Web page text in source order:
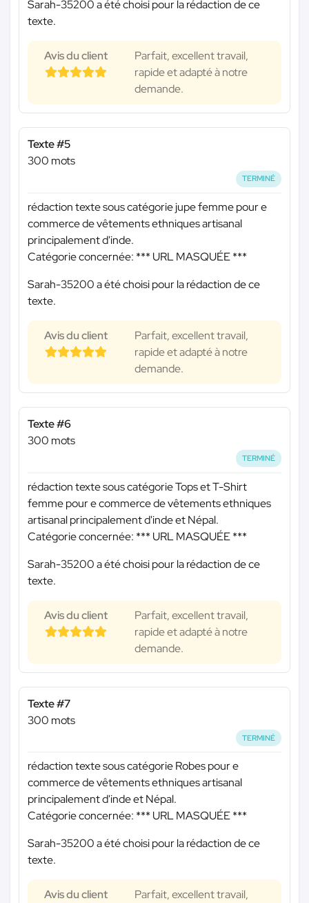
Sarah-35200 a été choisi pour la rédaction de ce
texte.
Avis du client
Parfait, excellent travail,
rapide et adapté à notre
demande.
Texte #5
300 mots
TERMINÉ
rédaction texte sous catégorie jupe femme pour e
commerce de vêtements ethniques artisanal
principalement d'inde.
Catégorie concernée: *** URL MASQUÉE ***
Sarah-35200 a été choisi pour la rédaction de ce
texte.
Avis du client
Parfait, excellent travail,
rapide et adapté à notre
demande.
Texte #6
300 mots
TERMINÉ
rédaction texte sous catégorie Tops et T-Shirt
femme pour e commerce de vêtements ethniques
artisanal principalement d'inde et Népal.
Catégorie concernée: *** URL MASQUÉE ***
Sarah-35200 a été choisi pour la rédaction de ce
texte.
Avis du client
Parfait, excellent travail,
rapide et adapté à notre
demande.
Texte #7
300 mots
TERMINÉ
rédaction texte sous catégorie Robes pour e
commerce de vêtements ethniques artisanal
principalement d'inde et Népal.
Catégorie concernée: *** URL MASQUÉE ***
Sarah-35200 a été choisi pour la rédaction de ce
texte.
Avis du client
Parfait, excellent travail,